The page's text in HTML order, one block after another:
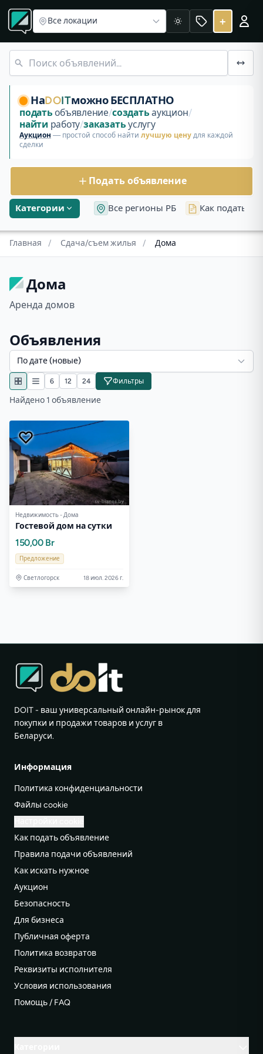
Дома
Снять или сдать «Дома» в Беларуси. Актуальные
Гостевой дом на сутки
Все локации Светлая +
Категории Все регионы РБ Как подать
НаDOITможно БЕСПЛАТНО
подать объявление/создать аукцион/
найти работу/заказать услугу
Аукцион — простой способ найти лучшую цену для каждой
сделки
Подать объявление
Главная / Сдача/съем жилья / Дома
Дома
Аренда домов
Объявления
По дате (новые)
6 12 24 Фильтры
Найдено 1 объявление
Недвижимость - Дома
Гостевой дом на сутки
150,00 Br
Предложение
Светлогорск 18 июл. 2026 г.
DOIT - ваш универсальный онлайн-рынок для
покупки и продажи товаров и услуг в
Беларуси.
Информация
Политика конфиденциальности
Файлы cookie
Как подать объявление
Правила подачи объявлений
Как искать нужное
Аукцион
Безопасность
Для бизнеса
Публичная оферта
Политика возвратов
Реквизиты исполнителя
Условия использования
Помощь / FAQ